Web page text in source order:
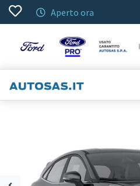
Aperto ora